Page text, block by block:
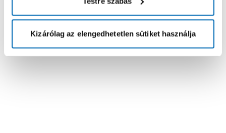
Kizárólag az elengedhetetlen sütiket használja